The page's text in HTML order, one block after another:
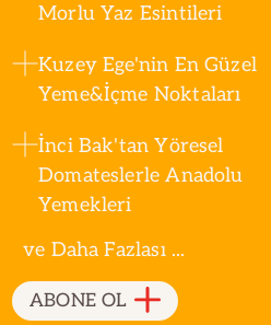
Morlu Yaz Esintileri
Kuzey Ege'nin En Güzel
Yeme&İçme Noktaları
İnci Bak'tan Yöresel
Domateslerle Anadolu
Yemekleri
ve Daha Fazlası ...
ABONE OL